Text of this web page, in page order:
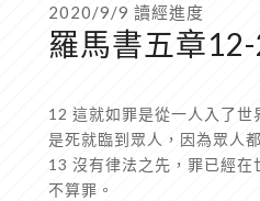
2020/9/9 讀經進度
羅馬書五章
12 這就如罪是從一人入了世
是死就臨到眾人，因為眾人
13 沒有律法之先，罪已經在
不算罪。